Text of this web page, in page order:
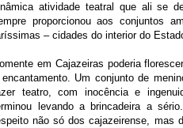
atividade teatral que ali se
proporcionou aos conjuntos
– cidades do interior do
em Cajazeiras poderia
Um conjunto de
teatro, com inocência e
levando a brincadeira a
não só dos cajazeirense, mas